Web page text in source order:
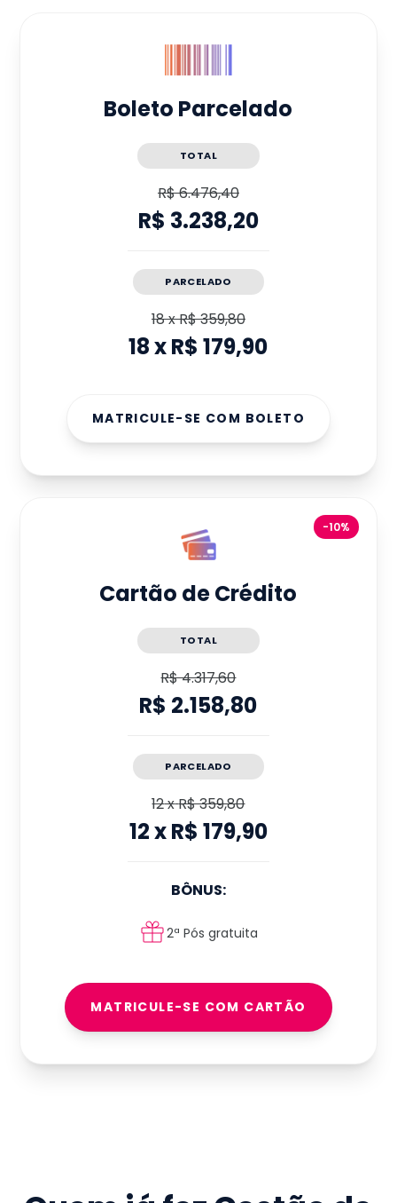
Boleto Parcelado
TOTAL
R$ 6.476,40
R$ 3.238,20
PARCELADO
18xR$ 359,80
18xR$ 179,90
MATRICULE-SE COM BOLETO
-10%
Cartão de Crédito
TOTAL
R$ 4.317,60
R$ 2.158,80
PARCELADO
12xR$ 359,80
12xR$ 179,90
BÔNUS:
2ª Pós gratuita
MATRICULE-SE COM CARTÃO